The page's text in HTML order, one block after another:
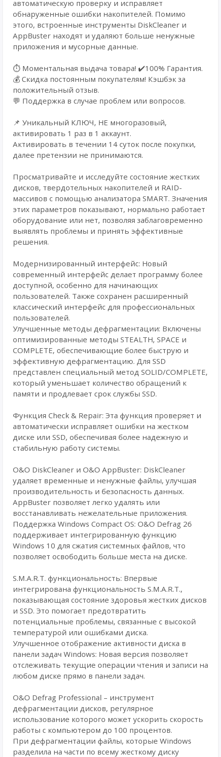
автоматическую проверку и исправляет
обнаруженные ошибки накопителей. Помимо
этого, встроенные инструменты DiskCleaner и
AppBuster находят и удаляют больше ненужные
приложения и мусорные данные.
⏱️ Моментальная выдача товара! ✔️100% Гарантия.
💰 Cкидка постоянным покупателям! Кэшбэк за
положительный отзыв.
💬 Поддержка в случае проблем или вопросов.
📌 Уникальный КЛЮЧ, НЕ многоразовый,
активировать 1 раз в 1 аккаунт.
Активировать в течении 14 суток после покупки,
далее претензии не принимаются.
Просматривайте и исследуйте состояние жестких
дисков, твердотельных накопителей и RAID-
массивов с помощью анализатора SMART. Значения
этих параметров показывают, нормально работает
оборудование или нет, позволяя заблаговременно
выявлять проблемы и принять эффективные
решения.
Модернизированный интерфейс: Новый
современный интерфейс делает программу более
доступной, особенно для начинающих
пользователей. Также сохранен расширенный
классический интерфейс для профессиональных
пользователей.
Улучшенные методы дефрагментации: Включены
оптимизированные методы STEALTH, SPACE и
COMPLETE, обеспечивающие более быструю и
эффективную дефрагментацию. Для SSD
представлен специальный метод SOLID/COMPLETE,
который уменьшает количество обращений к
памяти и продлевает срок службы SSD.
Функция Check & Repair: Эта функция проверяет и
автоматически исправляет ошибки на жестком
диске или SSD, обеспечивая более надежную и
стабильную работу системы.
O&O DiskCleaner и O&O AppBuster: DiskCleaner
удаляет временные и ненужные файлы, улучшая
производительность и безопасность данных.
AppBuster позволяет легко удалять или
восстанавливать нежелательные приложения.
Поддержка Windows Compact OS: O&O Defrag 26
поддерживает интегрированную функцию
Windows 10 для сжатия системных файлов, что
позволяет освободить больше места на диске.
S.M.A.R.T. функциональность: Впервые
интегрирована функциональность S.M.A.R.T.,
показывающая состояние здоровья жестких дисков
и SSD. Это помогает предотвратить
потенциальные проблемы, связанные с высокой
температурой или ошибками диска.
Улучшенное отображение активности диска в
панели задач Windows: Новая версия позволяет
отслеживать текущие операции чтения и записи на
любом диске прямо в панели задач.
O&O Defrag Professional – инструмент
дефрагментации дисков, регулярное
использование которого может ускорить скорость
работы с компьютером до 100 процентов.
При дефрагментации файлы, которые Windows
разделила на части по всему жесткому диску